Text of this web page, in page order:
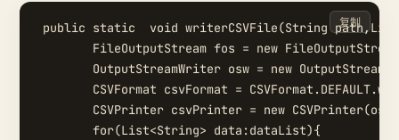
public static  void writerCSVFile(String
FileOutputStream fos = new
OutputStreamWriter osw = new
CSVFormat csvFormat =
CSVPrinter csvPrinter = new
        for(List<String> data:dataList){
复制